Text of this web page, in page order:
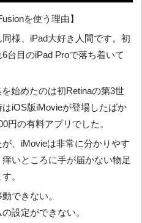
を使う理由】
様、iPad大好き人間です。初
台目のiPad Proで落ち着いて
始めたのは初Retinaの第3世
iOS版iMovieが登場したばか
円の有料アプリでした。
、iMovieは非常に分かりやす
痒いところに手が届かない物足
。
できない。
設定ができない。